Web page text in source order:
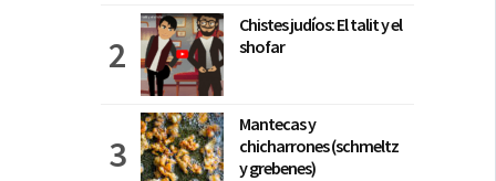
Chistes judíos: El talit y el
shofar
Mantecas y
chicharrones (schmeltz
y grebenes)